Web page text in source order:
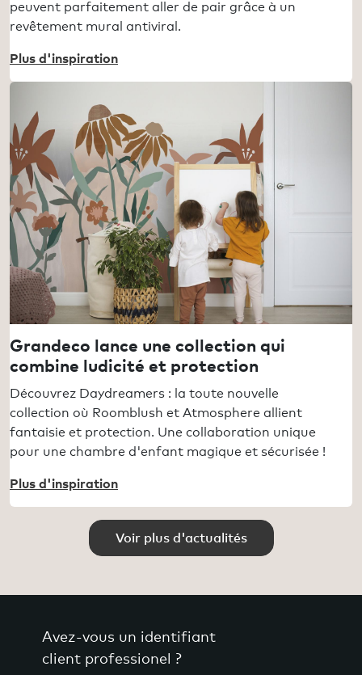
peuvent parfaitement aller de pair grâce à un
revêtement mural antiviral.
Plus d'inspiration
Grandeco lance une collection qui
combine ludicité et protection
Découvrez Daydreamers : la toute nouvelle
collection où Roomblush et Atmosphere allient
fantaisie et protection. Une collaboration unique
pour une chambre d'enfant magique et sécurisée !
Plus d'inspiration
Voir plus d'actualités
Avez-vous un identifiant
client professionel ?